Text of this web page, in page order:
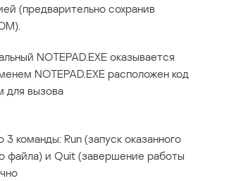
(предварительно сохранив
NOTEPAD.EXE оказывается
NOTEPAD.EXE расположен код
для вызова
команды: Run (запуск оказанного
файла) и Quit (завершение работы